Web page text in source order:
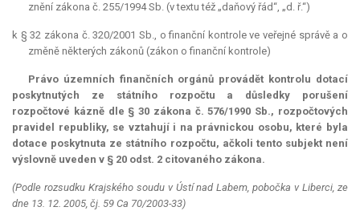
znění zákona č. 255/1994 Sb. (v textu též „daňový řád“, „d. ř.“)
k § 32 zákona č. 320/2001 Sb., o finanční kontrole ve veřejné správě a o
změně některých zákonů (zákon o finanční kontrole)
Právo územních finančních orgánů provádět kontrolu dotací
poskytnutých ze státního rozpočtu a důsledky porušení
rozpočtové kázně dle § 30 zákona č. 576/1990 Sb., rozpočtových
pravidel republiky, se vztahují i na právnickou osobu, které byla
dotace poskytnuta ze státního rozpočtu, ačkoli tento subjekt není
výslovně uveden v § 20 odst. 2 citovaného zákona.
(Podle rozsudku Krajského soudu v Ústí nad Labem, pobočka v Liberci, ze
dne 13. 12. 2005, čj. 59 Ca 70/2003-33)